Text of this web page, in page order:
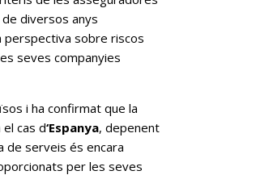
diversos anys
perspectiva sobre riscos
seves companyies
i ha confirmat que la
cas d‘Espanya, depenent
de serveis és encara
per les seves